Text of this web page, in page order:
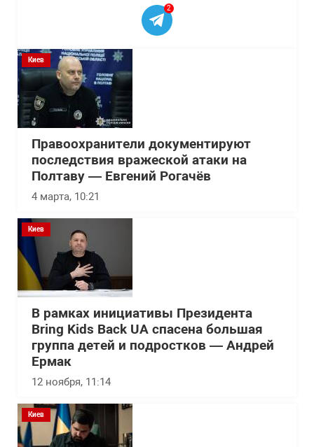
2
Киев
Правоохранители документируют
последствия вражеской атаки на
Полтаву — Евгений Рогачёв
4 марта, 10:21
Киев
В рамках инициативы Президента
Bring Kids Back UA спасена большая
группа детей и подростков — Андрей
Ермак
12 ноября, 11:14
Киев